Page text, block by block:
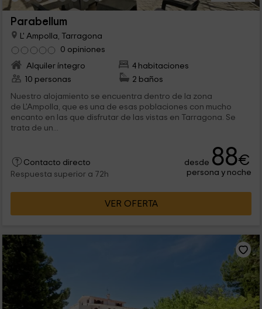
Parabellum
L' Ampolla, Tarragona
0 opiniones
Alquiler íntegro
4 habitaciones
10 personas
2 baños
Nuestro alojamiento se encuentra dentro de la zona
de L'Ampolla, que es una de esas poblaciones con mucho
encanto en las que disfrutar de las vistas en Tarragona. Se
trata de un...
Contacto directo
Respuesta superior a 72h
desde 88€
persona y noche
VER OFERTA